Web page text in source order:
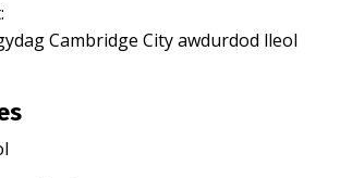
:
Cambridge Cityawdurdod lleol